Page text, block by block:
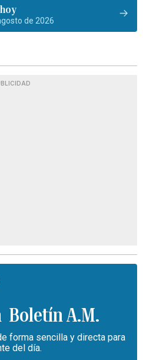
de 2026
Boletín A.M.
forma sencilla y directa para
del día.